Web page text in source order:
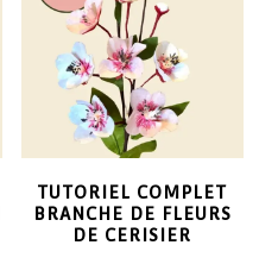
TUTORIEL COMPLET
BRANCHE DE FLEURS
DE CERISIER